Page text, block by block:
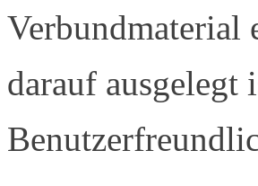
Verbundmaterial
darauf